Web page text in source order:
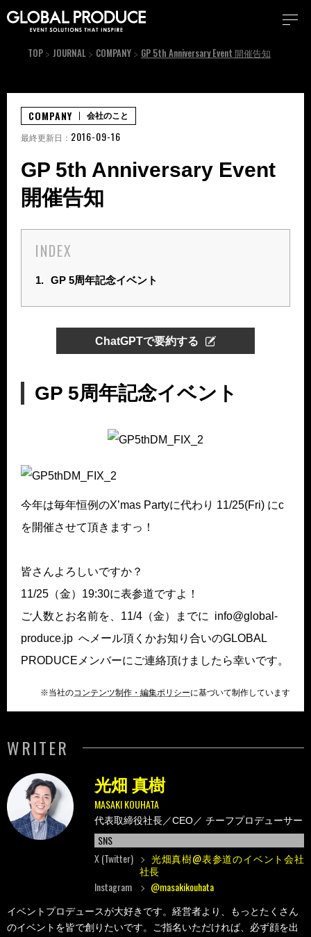
TOP JOURNAL COMPANY GP 5th Anniversary Event 開催告知
GP 5th Anniversary Event
開催告知
INDEX
1. GP 5周年記念イベント
ChatGPTで要約する
GP 5周年記念イベント
今年は毎年恒例のX’mas Partyに代わり 11/25(Fri) にc
を開催させて頂きますっ！
皆さんよろしいですか？
11/25（金）19:30に表参道ですよ！
ご人数とお名前を、11/4（金）までに info@global-
produce.jp へメール頂くかお知り合いのGLOBAL
PRODUCEメンバーにご連絡頂けましたら幸いです。
※当社のコンテンツ制作・編集ポリシーに基づいて制作しています
COMPANY 会社のこと
最終更新日： 2016-09-16
WRITER
MASAKI KOUHATA
光畑 真樹
代表取締役社長／CEO／ チーフプロデューサー
SNS
X (Twitter)
光畑真樹@表参道のイベント会社
社長
Instagram
@masakikouhata
イベントプロデュースが大好きです。経営者より、もっとたくさん
のイベントを皆で創りたいです。ご指名いただければ、必ず顔を出